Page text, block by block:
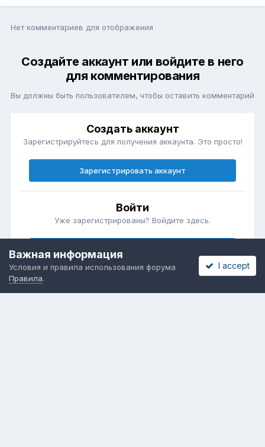
Нет комментариев для отображения
Создайте аккаунт или войдите в него
для комментирования
Вы должны быть пользователем, чтобы оставить комментарий
Создать аккаунт
Зарегистрируйтесь для получения аккаунта. Это просто!
Зарегистрировать аккаунт
Войти
Уже зарегистрированы? Войдите здесь.
Важная информация
Условия и правила использования форума
Правила.
I accept